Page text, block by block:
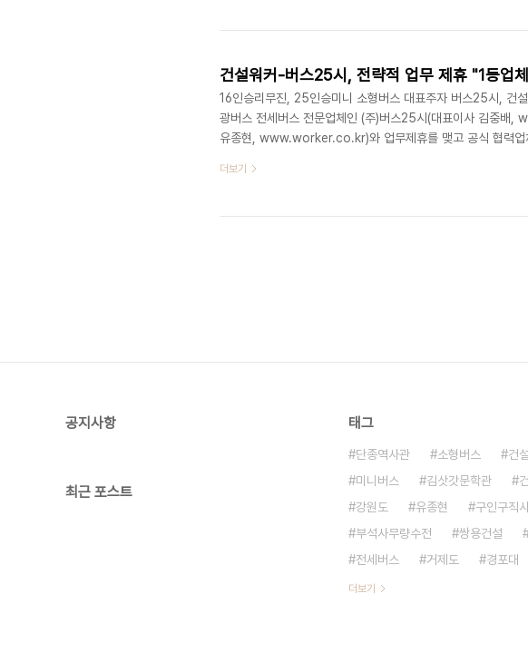
▲포스코건설 ▲GS건설 ▲현대산업개발 ▲롯데건설 ▲한화
건설워커-버스25시, 전략적 업무 제휴 "1등업
16인승리무진, 25인승미니 소형버스 대표주자 버스25시, 건
광버스 전세버스 전문업체인 (주)버스25시(대표이사 김중배
유종현, www.worker.co.kr)와 업무제휴를 맺고 공식 협력업
공급할 예정이다. 버스25시는 관광버스 업계 선두주자로 25
브랜드로 자리매김한지 오래다. 고객 중에는 정부부처, 시청,
더보기
공지사항
최근 포스트
태그
단종역사관 소형버스 건
미니버스
김삿갓문학관
강원도
유종현 구인구직
부석사무량수전
쌍용건설
전세버스
거제도 경포대
더보기